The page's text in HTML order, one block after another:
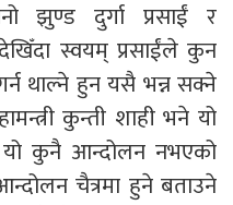
झुण्ड दुर्गा प्रसाईं र
स्वयम् प्रसाईंले कुन
थाल्ने हुन यसै भन्न सक्ने
कुन्ती शाही भने यो
यो कुनै आन्दोलन नभएको
चैत्रमा हुने बताउने